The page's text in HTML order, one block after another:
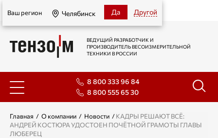
Челябинск
Ваш регион Челябинск Да Другой
ВЕДУЩИЙ РАЗРАБОТЧИК И
ПРОИЗВОДИТЕЛЬ ВЕСОИЗМЕРИТЕЛЬНОЙ
ТЕХНИКИ В РОССИИ
8 800 333 96 84
8 800 555 65 30
Главная / О компании / Новости /КАДРЫ РЕШАЮТ ВСЁ:
АНДРЕЙ КОСТЮРА УДОСТОЕН ПОЧЁТНОЙ ГРАМОТЫ ГЛАВЫ
ЛЮБЕРЕЦ